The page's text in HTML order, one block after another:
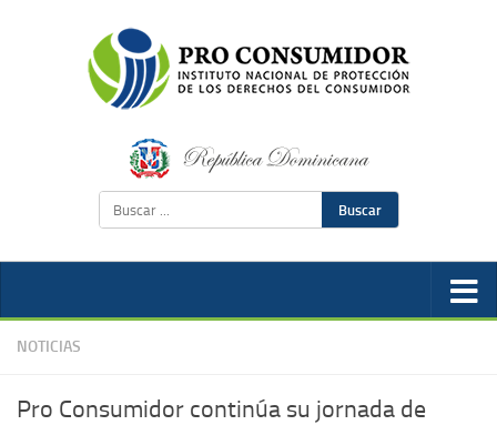
Buscar
NOTICIAS
Pro Consumidor continúa su jornada de